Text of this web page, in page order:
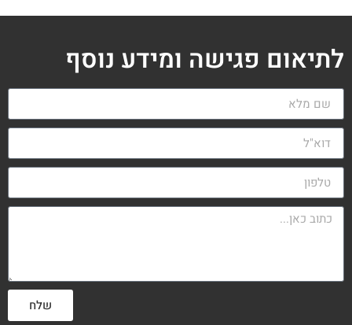
לתיאום פגישה ומידע נוסף
שלח